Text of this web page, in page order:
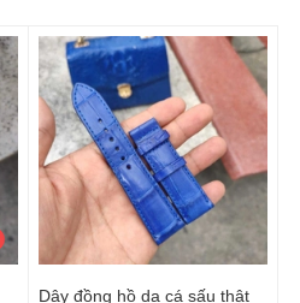
Dây đồng hồ da cá sấu thật